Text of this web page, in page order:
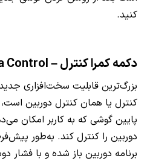
کنید.
دکمه کمرا کنترل – Camera Control
کنترل یا همان کنترل دوربین
پایین گوشی که به کاربر امکان
دوربین را کنترل کند. به‌طور
برنامه دوربین باز شده و با فشار